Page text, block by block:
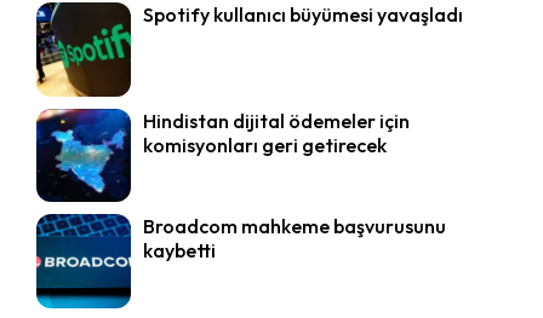
Spotify kullanıcı büyümesi yavaşladı
Hindistan dijital ödemeler için
komisyonları geri getirecek
Broadcom mahkeme başvurusunu
kaybetti